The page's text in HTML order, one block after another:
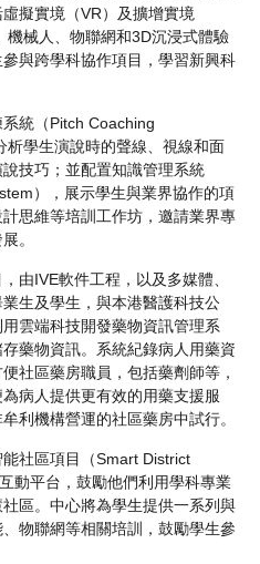
擬實境（VR）及擴增實境
機械人、物聯網和3D沉浸式體驗
與跨學科協作項目，學習新興科
統（Pitch Coaching
學生演說時的聲線、視線和面
技巧；並配置知識管理系統
），展示學生與業界協作的項
思維等培訓工作坊，邀請業界專
。
由IVE軟件工程，以及多媒體、
生及學生，與本港醫護科技公
雲端科技開發藥物資訊管理系
藥物資訊。系統紀錄病人用藥資
社區藥房職員，包括藥劑師等，
病人提供更有效的用藥支援服
利機構營運的社區藥房中試行。
社區項目（Smart District
動平台，鼓勵他們利用學科專業
區。中心將為學生提供一系列與
物聯網等相關培訓，鼓勵學生參